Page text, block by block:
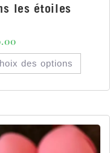
les étoiles
des options